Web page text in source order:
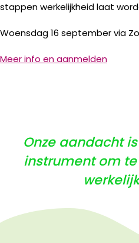
stappen werkelijkheid laat
Woensdag 16 september via
Meer info en aanmelden
Onze aandacht
instrument om